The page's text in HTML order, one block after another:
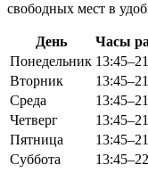
свободных мест в
День
Часы
Понедельник
Вторник
Среда
Четверг
Пятница
Суббота